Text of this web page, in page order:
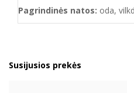
Pagrindinės natos: oda,
Susijusios prekės